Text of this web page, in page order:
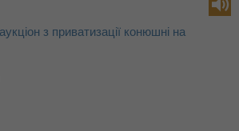
з приватизації конюшні на